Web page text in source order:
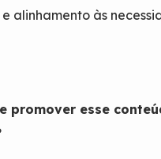
alinhamento às
promover esse